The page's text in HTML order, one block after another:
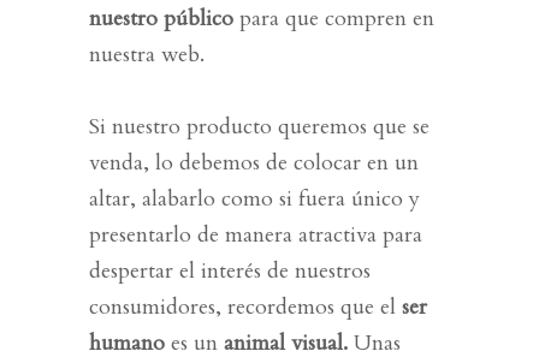
nuestro público para que compren en
nuestra web.
Si nuestro producto queremos que se
venda, lo debemos de colocar en un
altar, alabarlo como si fuera único y
presentarlo de manera atractiva para
despertar el interés de nuestros
consumidores, recordemos que el ser
humano es un animal visual. Unas